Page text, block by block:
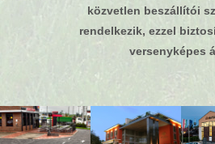
közvetlen beszállítói
rendelkezik, ezzel
versenyképes